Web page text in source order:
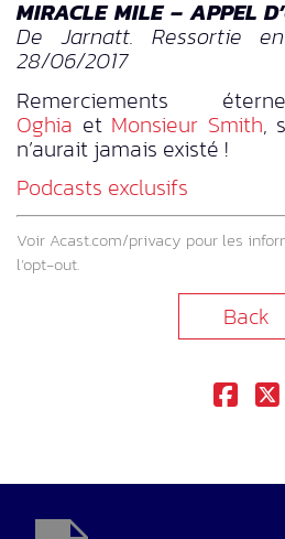
MIRACLE MILE – APPEL
De Jarnatt. Ressortie
28/06/2017
Remerciements
Oghia et Monsieur Smith,
n’aurait jamais existé !
Podcasts exclusifs
Voir Acast.com/privacy pour les
l’opt-out.
Back